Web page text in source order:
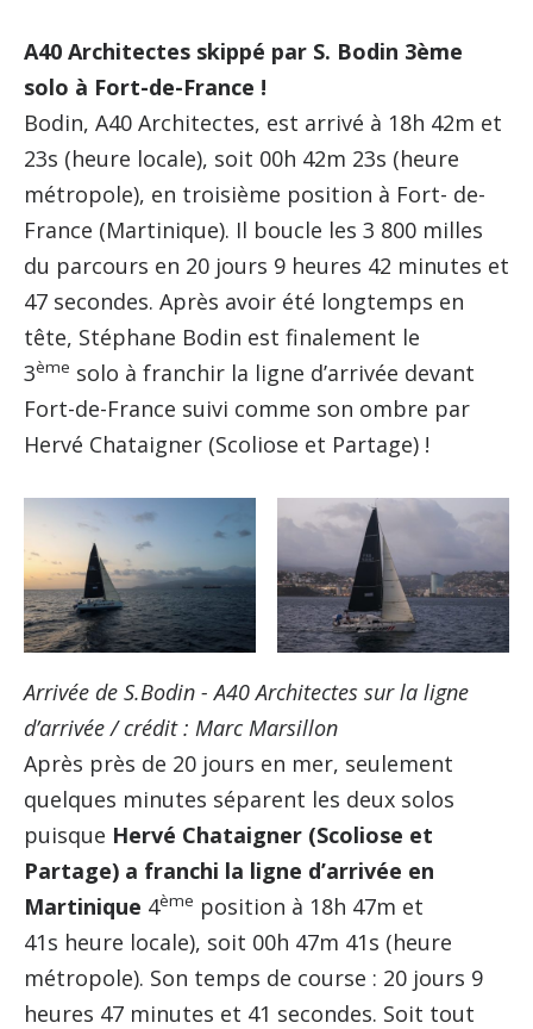
A40 Architectes skippé par S. Bodin 3ème
solo à Fort-de-France !
Bodin, A40 Architectes, est arrivé à 18h 42m et
23s (heure locale), soit 00h 42m 23s (heure
métropole), en troisième position à Fort- de-
France (Martinique). Il boucle les 3 800 milles
du parcours en 20 jours 9 heures 42 minutes et
47 secondes. Après avoir été longtemps en
tête, Stéphane Bodin est finalement le
3ème solo à franchir la ligne d’arrivée devant
Fort-de-France suivi comme son ombre par
Hervé Chataigner (Scoliose et Partage) !
Arrivée de S.Bodin - A40 Architectes sur la ligne
d’arrivée / crédit : Marc Marsillon
Après près de 20 jours en mer, seulement
quelques minutes séparent les deux solos
puisque Hervé Chataigner (Scoliose et
Partage) a franchi la ligne d’arrivée en
Martinique 4ème position à 18h 47m et
41s heure locale), soit 00h 47m 41s (heure
métropole). Son temps de course : 20 jours 9
heures 47 minutes et 41 secondes. Soit tout